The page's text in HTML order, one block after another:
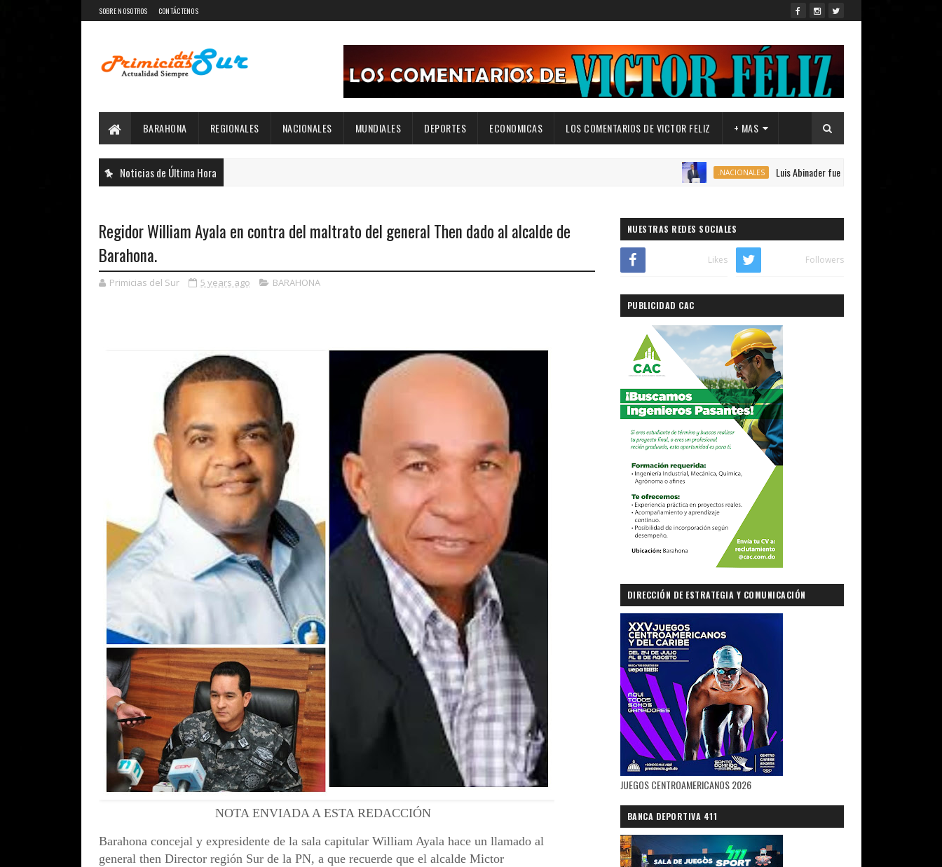
SOBRE NOSOTROS CONTÁCTENOS
BARAHONA REGIONALES NACIONALES MUNDIALES DEPORTES ECONOMICAS LOS COMENTARIOS DE VICTOR FELIZ + MAS
Noticias de Última Hora .NACIONALES Luis Abinader fue elegido presidente del PRM para el
Regidor William Ayala en contra del maltrato del general Then dado al alcalde de
Barahona.
Primicias del Sur 5 years ago BARAHONA
NOTA ENVIADA A ESTA REDACCIÓN
Barahona concejal y expresidente de la sala capitular William Ayala hace un llamado al
general then Director región Sur de la PN, a que recuerde que el alcalde Mictor
NUESTRAS REDES SOCIALES
Likes Followers
PUBLICIDAD CAC
DIRECCIÓN DE ESTRATEGIA Y COMUNICACIÓN
GUBERNAMENTAL
JUEGOS CENTROAMERICANOS 2026
BANCA DEPORTIVA 411